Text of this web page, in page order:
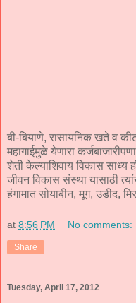
बी-बियाणे, रासायनिक खते व
महागाईमुळे येणारा
शेती केल्याशिवाय विकास
जीवन विकास संस्था यासाठी
हंगामात सोयाबीन, मूग, उडीद,
at 8:56 PM No comments:
Share
Tuesday, April 17, 2012